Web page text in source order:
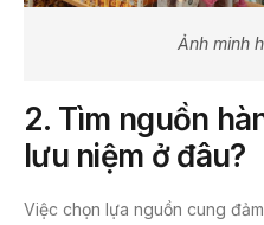
Ảnh minh
2. Tìm nguồn
lưu niệm ở đâu?
Việc chọn lựa nguồn cung